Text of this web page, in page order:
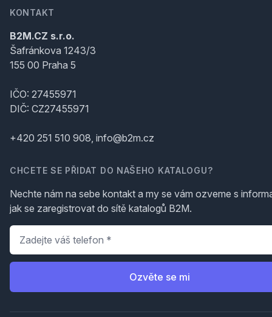
KONTAKT
B2M.CZ s.r.o.
Šafránkova 1243/3
155 00 Praha 5
IČO: 27455971
DIČ: CZ27455971
+420 251 510 908, info@b2m.cz
CHCETE SE PŘIDAT DO NAŠEHO KATALOGU?
Nechte nám na sebe kontakt a my se vám ozveme s
jak se zaregistrovat do sítě katalogů B2M.
Telefon
Ozvěte se mi